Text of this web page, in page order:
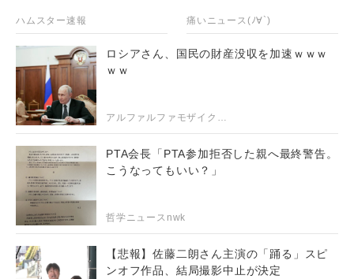
の不可解なジャッジの真相
ハムスター速報 痛いニュース(ﾉ∀`)
ロシアさん、国民の財産没収を加速ｗｗｗ
ｗｗ
PTA会長「PTA参加拒否した親へ最終警告。
こうなってもいい？」
哲学ニュースnwk
【悲報】佐藤二朗さん主演の「踊る」スピ
ンオフ作品、結局撮影中止が決定